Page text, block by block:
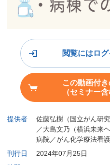
提供者
佐藤弘樹（国立がん研
／大島文乃（横浜未来
病院／がん化学療法看
刊行日
2024年07月25日
閲覧にはロ
この動画付
（セミナー